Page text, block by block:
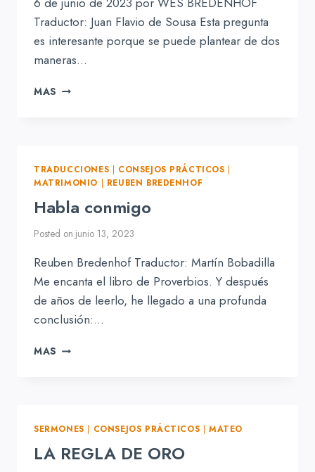
Traductor: Juan Flavio de Sousa Esta pregunta
es interesante porque se puede plantear de dos
maneras…
MAS PREGUNTAS
CRISTIANOS
GRUÑONES?
TRADUCCIONES | CONSEJOS PRÁCTICOS |
MATRIMONIO | REUBEN BREDENHOF
Habla conmigo
Posted on junio 13, 2023
Reuben Bredenhof Traductor: Martín Bobadilla
Me encanta el libro de Proverbios. Y después
de años de leerlo, he llegado a una profunda
conclusión:…
MAS HABLA
SERMONES | CONSEJOS PRÁCTICOS |MATEO
LA REGLA DE ORO